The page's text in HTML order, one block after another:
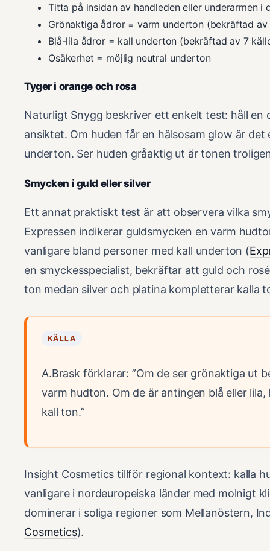
Titta på insidan av handleden eller underarmen i
Grönaktiga ådror = varm underton (bekräftad
Blå-lila ådror = kall underton (bekräftad av 7
Osäkerhet = möjlig neutral underton
Tyger i orange och rosa
Naturligt Snygg beskriver ett enkelt test: håll en
ansiktet. Om huden får en hälsosam glow är
underton. Ser huden gråaktig ut är tonen
Smycken i guld eller silver
Ett annat praktiskt test är att observera vilka
Expressen indikerar guldsmycken en varm
vanligare bland personer med kall underton (
en smyckesspecialist, bekräftar att guld och
ton medan silver och platina kompletterar kalla
KÄLLA
A.Brask förklarar: ”Om de ser grönaktiga ut
varm hudton. Om de är antingen blå eller
kall ton.”
Insight Cosmetics tillför regional kontext: kalla
vanligare i nordeuropeiska länder med molnigt
dominerar i soliga regioner som Mellanöstern,
Cosmetics).